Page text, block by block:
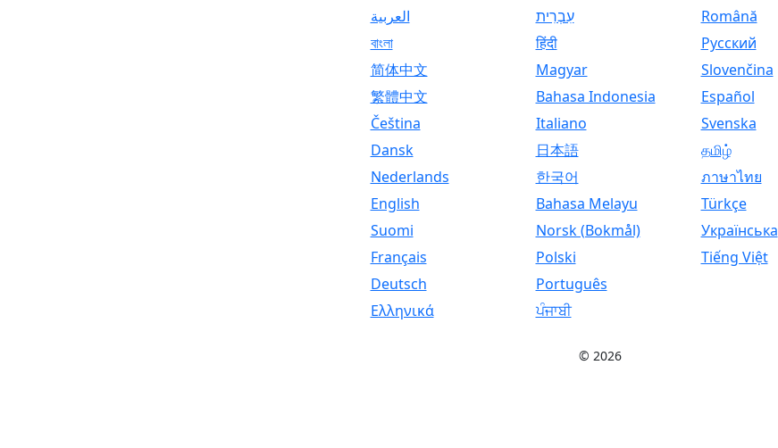
العربية
বাংলা
简体中文
繁體中文
Čeština
Dansk
Nederlands
English
Suomi
Français
Deutsch
Ελληνικά
עִבְרִית
हिंदी
Magyar
Bahasa Indonesia
Italiano
日本語
한국어
Bahasa Melayu
Norsk (Bokmål)
Polski
Português
ਪੰਜਾਬੀ
Română
Русский
Slovenčina
Español
Svenska
தமிழ்
ภาษาไทย
Türkçe
Українська
Tiếng Việt
© 2026